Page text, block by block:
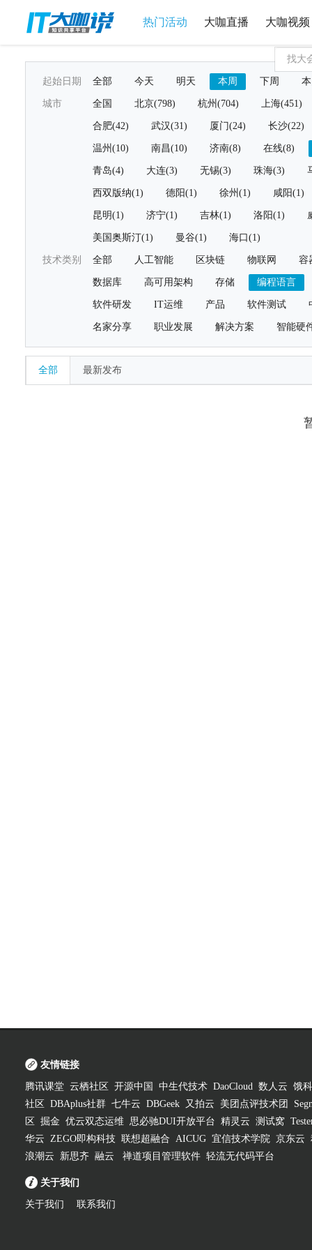
热门活动 大咖直播 大咖视频
起始日期 全部 今天 明天 本周 下周
城市 全国 北京(798) 杭州(704) 上海(451)
合肥(42) 武汉(31) 厦门(24) 长沙(22)
温州(10) 南昌(10) 济南(8) 在线(8)
青岛(4) 大连(3) 无锡(3) 珠海(3)
西双版纳(1) 德阳(1) 徐州(1) 咸阳(1)
昆明(1) 济宁(1) 吉林(1) 洛阳(1)
美国奥斯汀(1) 曼谷(1) 海口(1)
技术类别 全部 人工智能 区块链 物联网 容
数据库 高可用架构 存储 编程语言
软件研发 IT运维 产品 软件测试
名家分享 职业发展 解决方案 智能硬
全部 最新发布
友情链接
腾讯课堂 云栖社区 开源中国 中生代技术 DaoCloud 数人云 饿
社区
DBAplus社群 七牛云 DBGeek 又拍云 美团点评技术团
区
掘金 优云双态运维 思必驰DUI开放平台 精灵云 测试窝
华云 ZEGO即构科技 联想超融合 AICUG 宜信技术学院 京东云
浪潮云
新思齐 融云 禅道项目管理软件 轻流无代码平台
关于我们
关于我们 联系我们